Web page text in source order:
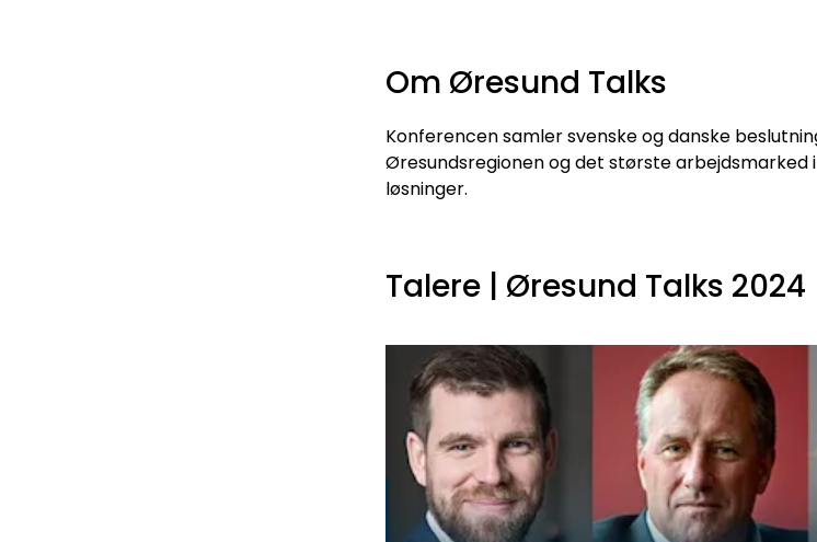
Om Øresund Talks
Konferencen samler svenske og danske
Øresundsregionen og det største arbejdsmarked
løsninger.
Talere | Øresund Talks 2024